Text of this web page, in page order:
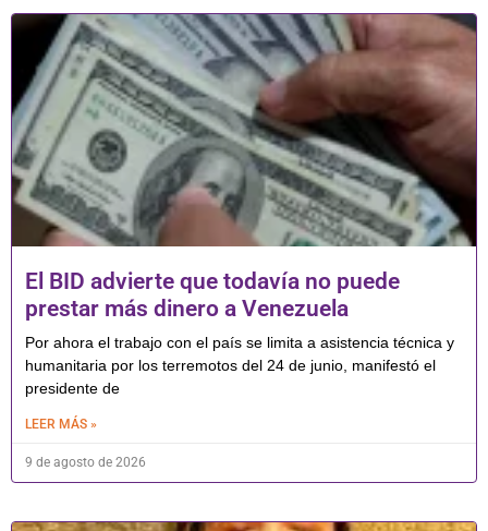
El BID advierte que todavía no puede
prestar más dinero a Venezuela
Por ahora el trabajo con el país se limita a asistencia técnica y
humanitaria por los terremotos del 24 de junio, manifestó el
presidente de
LEER MÁS »
9 de agosto de 2026